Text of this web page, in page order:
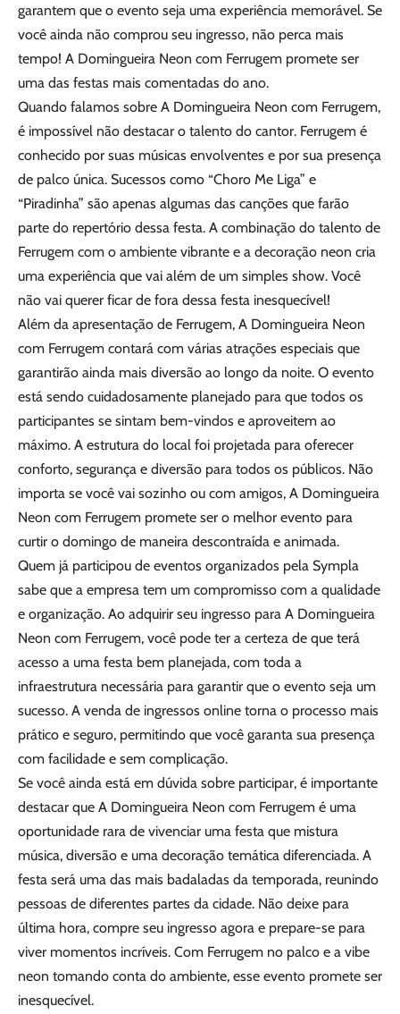
garantem que o evento seja uma experiência memorável. Se
você ainda não comprou seu ingresso, não perca mais
tempo! A Domingueira Neon com Ferrugem promete ser
uma das festas mais comentadas do ano.
Quando falamos sobre A Domingueira Neon com Ferrugem,
é impossível não destacar o talento do cantor. Ferrugem é
conhecido por suas músicas envolventes e por sua presença
de palco única. Sucessos como “Choro Me Liga” e
“Piradinha” são apenas algumas das canções que farão
parte do repertório dessa festa. A combinação do talento de
Ferrugem com o ambiente vibrante e a decoração neon cria
uma experiência que vai além de um simples show. Você
não vai querer ficar de fora dessa festa inesquecível!
Além da apresentação de Ferrugem, A Domingueira Neon
com Ferrugem contará com várias atrações especiais que
garantirão ainda mais diversão ao longo da noite. O evento
está sendo cuidadosamente planejado para que todos os
participantes se sintam bem-vindos e aproveitem ao
máximo. A estrutura do local foi projetada para oferecer
conforto, segurança e diversão para todos os públicos. Não
importa se você vai sozinho ou com amigos, A Domingueira
Neon com Ferrugem promete ser o melhor evento para
curtir o domingo de maneira descontraída e animada.
Quem já participou de eventos organizados pela Sympla
sabe que a empresa tem um compromisso com a qualidade
e organização. Ao adquirir seu ingresso para A Domingueira
Neon com Ferrugem, você pode ter a certeza de que terá
acesso a uma festa bem planejada, com toda a
infraestrutura necessária para garantir que o evento seja um
sucesso. A venda de ingressos online torna o processo mais
prático e seguro, permitindo que você garanta sua presença
com facilidade e sem complicação.
Se você ainda está em dúvida sobre participar, é importante
destacar que A Domingueira Neon com Ferrugem é uma
oportunidade rara de vivenciar uma festa que mistura
música, diversão e uma decoração temática diferenciada. A
festa será uma das mais badaladas da temporada, reunindo
pessoas de diferentes partes da cidade. Não deixe para
última hora, compre seu ingresso agora e prepare-se para
viver momentos incríveis. Com Ferrugem no palco e a vibe
neon tomando conta do ambiente, esse evento promete ser
inesquecível.